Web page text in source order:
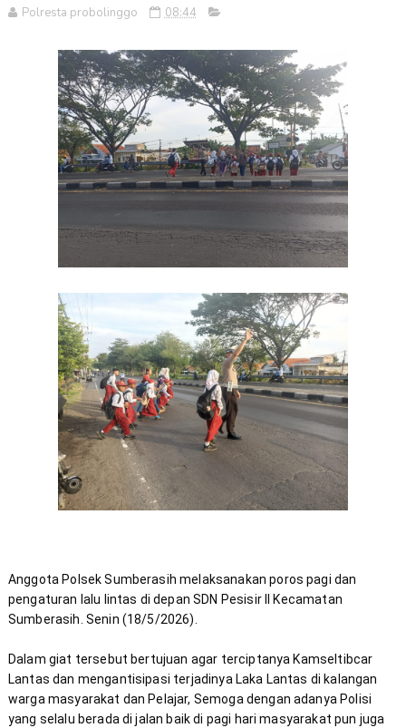
Polresta probolinggo 08:44
Anggota Polsek Sumberasih melaksanakan poros pagi dan
pengaturan lalu lintas di depan SDN Pesisir ll Kecamatan
Dalam giat tersebut bertujuan agar terciptanya Kamseltibcar
Lantas dan mengantisipasi terjadinya Laka Lantas di kalangan
warga masyarakat dan Pelajar, Semoga dengan adanya Polisi
yang selalu berada di jalan baik di pagi hari masyarakat pun juga